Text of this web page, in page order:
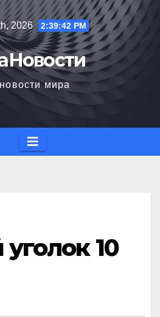
2026 2:39:42 PM
мира
10